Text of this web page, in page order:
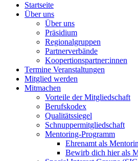
Startseite
Über uns
Über uns
Präsidium
Regionalgruppen
Partnerverbände
Koopertionspartner:innen
Termine Veranstaltungen
Mitglied werden
Mitmachen
Vorteile der Mitgliedschaft
Berufskodex
Qualitätssiegel
Schnuppermitgliedschaft
Mentoring-Programm
Ehrenamt als
Bewirb dich hier als